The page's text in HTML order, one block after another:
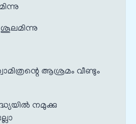
ആശ്രമം വീണ്ടും
നമുക്കു